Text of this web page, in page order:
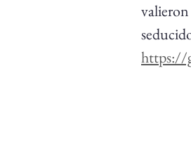
valieron
https://